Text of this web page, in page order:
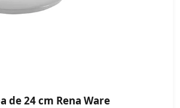
de 24 cm Rena Ware